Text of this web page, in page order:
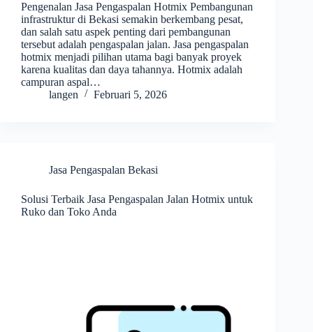
Pengenalan Jasa Pengaspalan Hotmix Pembangunan
infrastruktur di Bekasi semakin berkembang pesat,
dan salah satu aspek penting dari pembangunan
tersebut adalah pengaspalan jalan. Jasa pengaspalan
hotmix menjadi pilihan utama bagi banyak proyek
karena kualitas dan daya tahannya. Hotmix adalah
campuran aspal…
langen
Februari 5, 2026
Jasa Pengaspalan Bekasi
Solusi Terbaik Jasa Pengaspalan Jalan Hotmix untuk
Ruko dan Toko Anda